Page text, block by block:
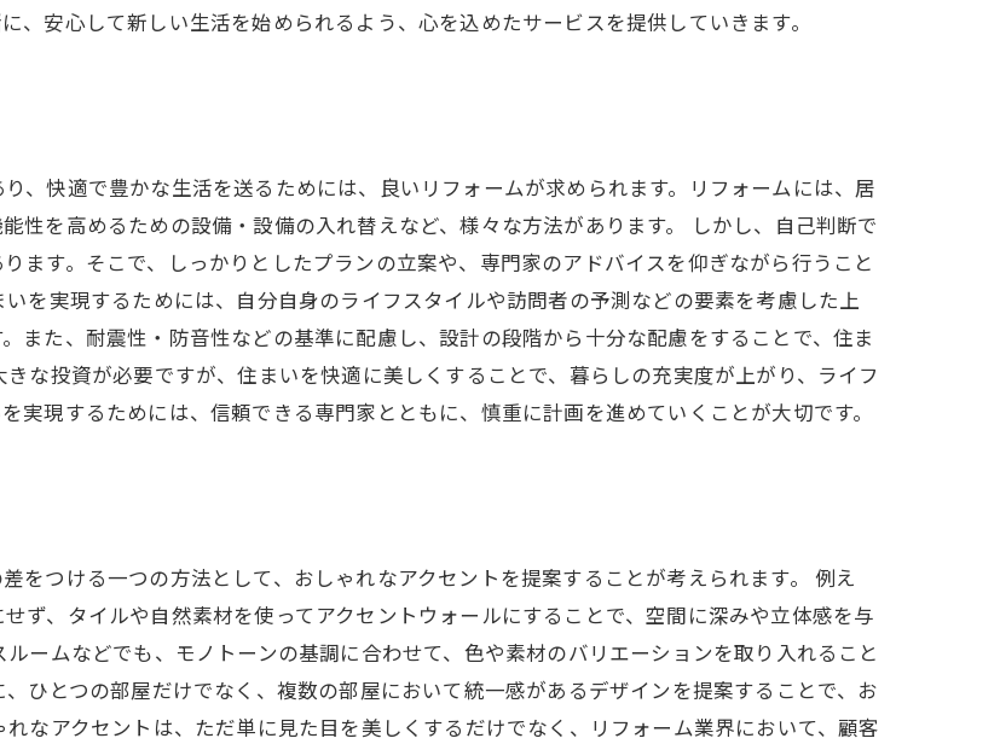
、安心して新しい生活を始められるよう、心を込めたサービスを提供していきます。
、快適で豊かな生活を送るためには、良いリフォームが求められます。リフォームには、居
性を高めるための設備・設備の入れ替えなど、様々な方法があります。 しかし、自己判断で
ます。そこで、しっかりとしたプランの立案や、専門家のアドバイスを仰ぎながら行うこと
を実現するためには、自分自身のライフスタイルや訪問者の予測などの要素を考慮した上
また、耐震性・防音性などの基準に配慮し、設計の段階から十分な配慮をすることで、住ま
な投資が必要ですが、住まいを快適に美しくすることで、暮らしの充実度が上がり、ライフ
実現するためには、信頼できる専門家とともに、慎重に計画を進めていくことが大切です。
をつける一つの方法として、おしゃれなアクセントを提案することが考えられます。 例え
ず、タイルや自然素材を使ってアクセントウォールにすることで、空間に深みや立体感を与
ームなどでも、モノトーンの基調に合わせて、色や素材のバリエーションを取り入れること
ひとつの部屋だけでなく、複数の部屋において統一感があるデザインを提案することで、お
なアクセントは、ただ単に見た目を美しくするだけでなく、リフォーム業界において、顧客